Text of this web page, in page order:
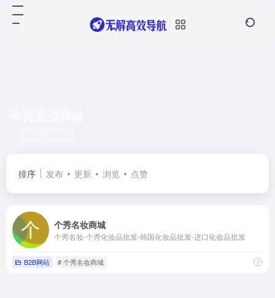
排序 发布 更新 浏览 点赞
个秀名妆商城
个秀名妆-个秀化妆品批发-韩国化妆品批发-进口化妆品批发
B2B网站 # 个秀名妆商城